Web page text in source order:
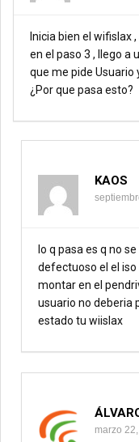
Inicia bien el wifislax
en el paso 3 , llego a
que me pide Usuario
¿Por que pasa esto?
KAOS
lo q pasa es q no
defectuoso el el
montar en el
usuario no deberia
estado tu wiislax
marzo